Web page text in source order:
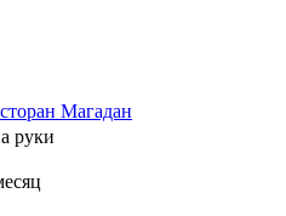
Магадан
руки